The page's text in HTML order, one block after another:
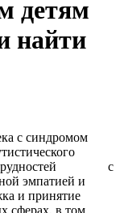
детям
найти
с синдромом
за трудностей с
эмпатией и
и принятие
сферах, в том